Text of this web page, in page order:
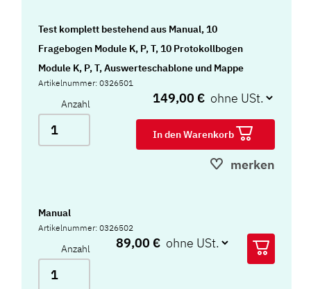
Test komplett bestehend aus Manual, 10
Fragebogen Module K, P, T, 10 Protokollbogen
Module K, P, T, Auswerteschablone und Mappe
Artikelnummer: 0326501
Anzahl 149,00 €
In den Warenkorb
merken
Manual
Artikelnummer: 0326502
Anzahl 89,00 €